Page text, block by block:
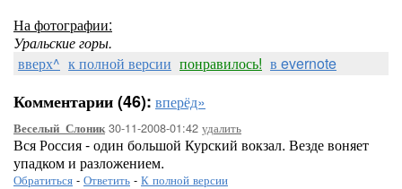
На фотографии:
Уральские горы.
вверх^ к полной версии понравилось! в evernote
Комментарии (46): вперёд»
Веселый_Слоник30-11-2008-01:42 удалить
Вся Россия - один большой Курский вокзал. Везде воняет
упадком и разложением.
Обратиться - Ответить - К полной версии